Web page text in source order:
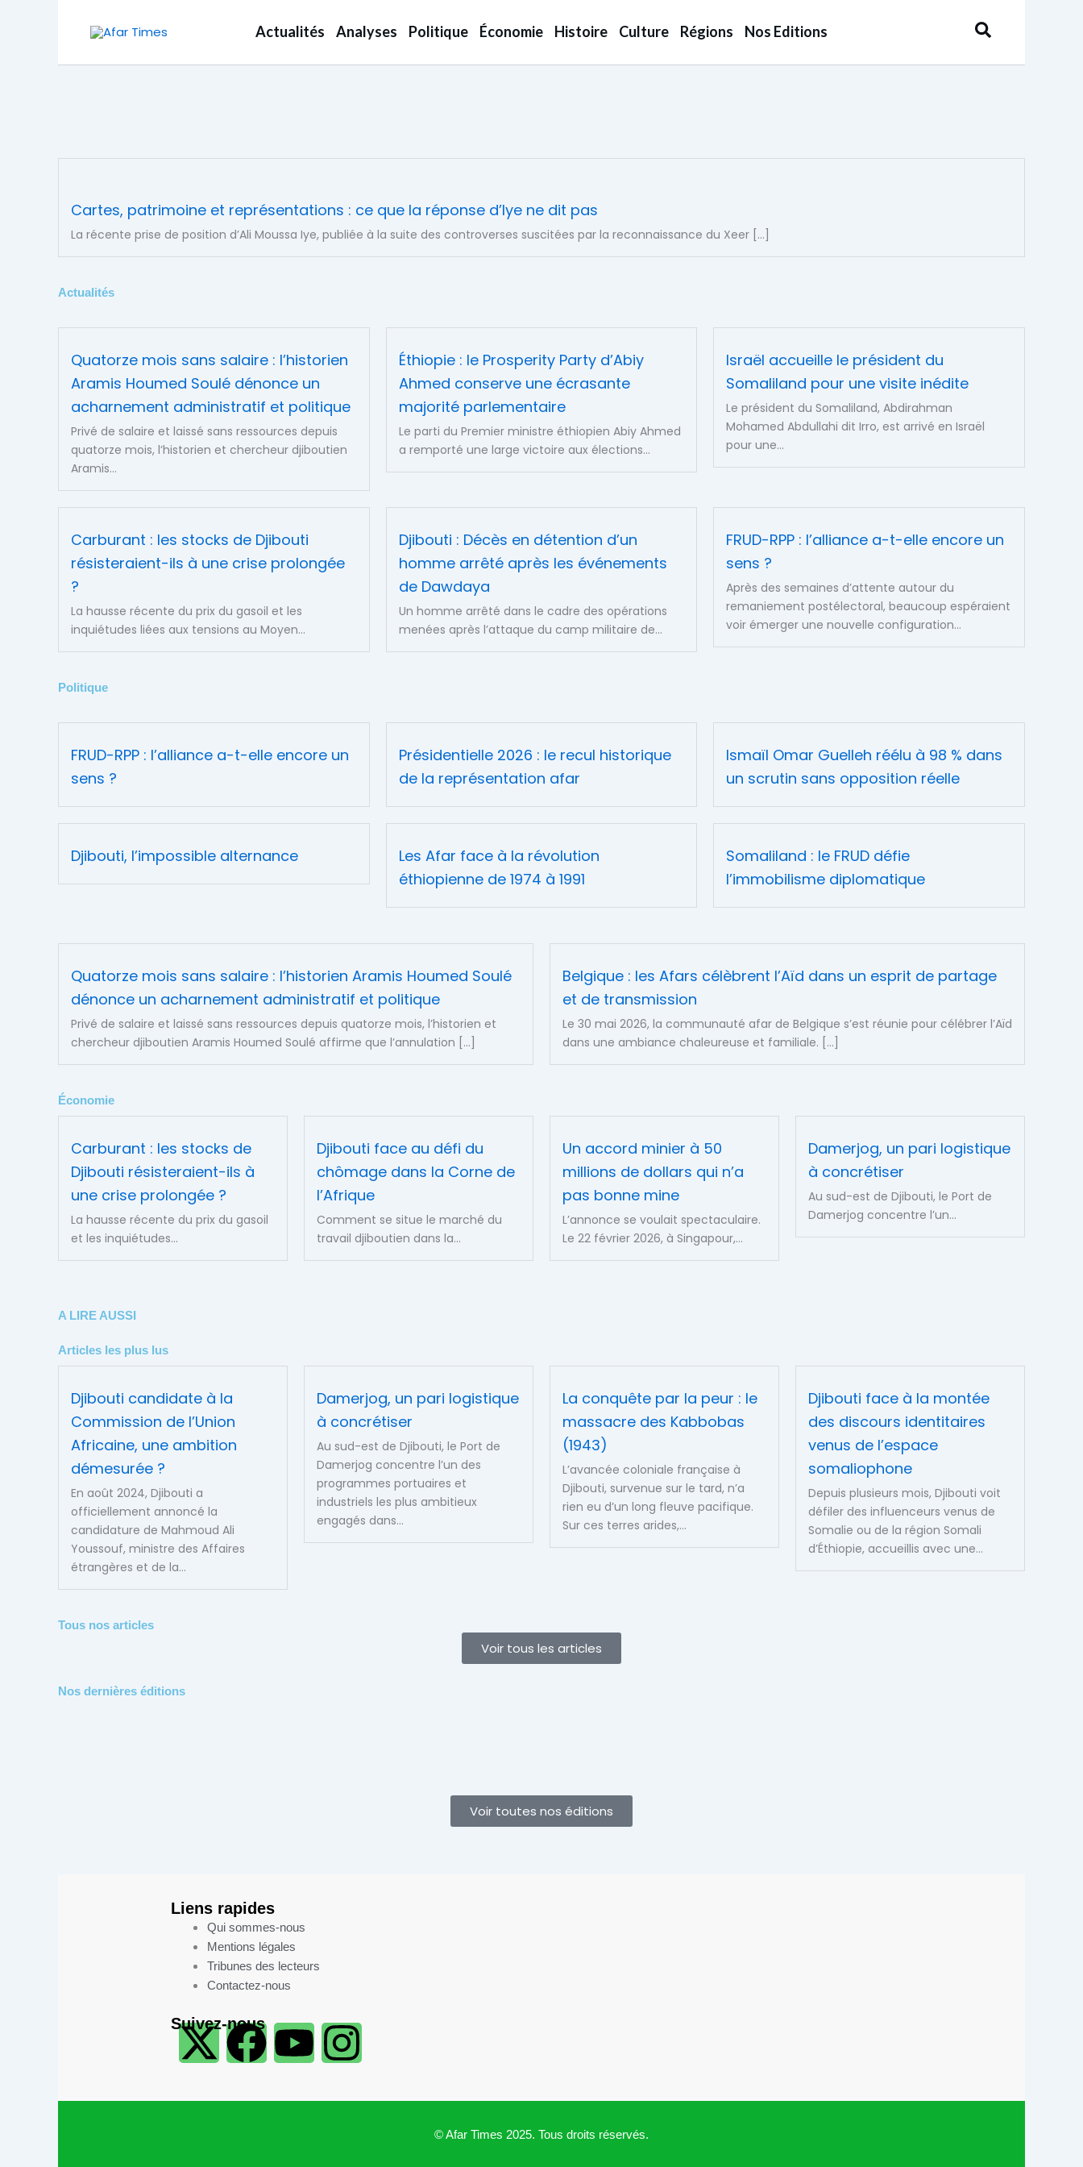
Actualités Analyses Politique Économie Histoire Culture Régions Nos Editions Rechercher
Cartes, patrimoine et représentations : ce que la réponse d’Iye ne dit pas
La récente prise de position d’Ali Moussa Iye, publiée à la suite des controverses suscitées par la reconnaissance du Xeer […]
Actualités
Quatorze mois sans salaire : l’historien
Aramis Houmed Soulé dénonce un
acharnement administratif et politique
Privé de salaire et laissé sans ressources depuis
quatorze mois, l’historien et chercheur djiboutien
Aramis...
Éthiopie : le Prosperity Party d’Abiy
Ahmed conserve une écrasante
majorité parlementaire
Le parti du Premier ministre éthiopien Abiy Ahmed
a remporté une large victoire aux élections...
Israël accueille le président du
Somaliland pour une visite inédite
Le président du Somaliland, Abdirahman
Mohamed Abdullahi dit Irro, est arrivé en Israël
pour une...
Carburant : les stocks de Djibouti
résisteraient-ils à une crise prolongée
?
La hausse récente du prix du gasoil et les
inquiétudes liées aux tensions au Moyen...
Djibouti : Décès en détention d’un
homme arrêté après les événements
de Dawdaya
Un homme arrêté dans le cadre des opérations
menées après l’attaque du camp militaire de...
FRUD-RPP : l’alliance a-t-elle encore un
sens ?
Après des semaines d’attente autour du
remaniement postélectoral, beaucoup espéraient
voir émerger une nouvelle configuration...
Politique
FRUD-RPP : l’alliance a-t-elle encore un
sens ?
Présidentielle 2026 : le recul historique
de la représentation afar
Ismaïl Omar Guelleh réélu à 98 % dans
un scrutin sans opposition réelle
Djibouti, l’impossible alternance
Les Afar face à la révolution
éthiopienne de 1974 à 1991
Somaliland : le FRUD défie
l’immobilisme diplomatique
Quatorze mois sans salaire : l’historien Aramis Houmed Soulé
dénonce un acharnement administratif et politique
Privé de salaire et laissé sans ressources depuis quatorze mois, l’historien et
chercheur djiboutien Aramis Houmed Soulé affirme que l’annulation […]
Belgique : les Afars célèbrent l’Aïd dans un esprit de partage
et de transmission
Le 30 mai 2026, la communauté afar de Belgique s’est réunie pour célébrer l’Aïd
dans une ambiance chaleureuse et familiale. […]
Économie
Carburant : les stocks de
Djibouti résisteraient-ils à
une crise prolongée ?
La hausse récente du prix du gasoil
et les inquiétudes...
Djibouti face au défi du
chômage dans la Corne de
l’Afrique
Comment se situe le marché du
travail djiboutien dans la...
Un accord minier à 50
millions de dollars qui n’a
pas bonne mine
L’annonce se voulait spectaculaire.
Le 22 février 2026, à Singapour,...
Damerjog, un pari logistique
à concrétiser
Au sud-est de Djibouti, le Port de
Damerjog concentre l’un...
A LIRE AUSSI
Articles les plus lus
Djibouti candidate à la
Commission de l’Union
Africaine, une ambition
démesurée ?
En août 2024, Djibouti a
officiellement annoncé la
candidature de Mahmoud Ali
Youssouf, ministre des Affaires
étrangères et de la...
Damerjog, un pari logistique
à concrétiser
Au sud-est de Djibouti, le Port de
Damerjog concentre l’un des
programmes portuaires et
industriels les plus ambitieux
engagés dans...
La conquête par la peur : le
massacre des Kabbobas
(1943)
L’avancée coloniale française à
Djibouti, survenue sur le tard, n’a
rien eu d’un long fleuve pacifique.
Sur ces terres arides,...
Djibouti face à la montée
des discours identitaires
venus de l’espace
somaliophone
Depuis plusieurs mois, Djibouti voit
défiler des influenceurs venus de
Somalie ou de la région Somali
d’Éthiopie, accueillis avec une...
Tous nos articles
Voir tous les articles
Nos dernières éditions
Voir toutes nos éditions
Liens rapides
Qui sommes-nous
Mentions légales​
Tribunes des lecteurs​
Contactez-nous
Suivez-nous
X
-
F
a
Y
o
I
n
© Afar Times 2025. Tous droits réservés.